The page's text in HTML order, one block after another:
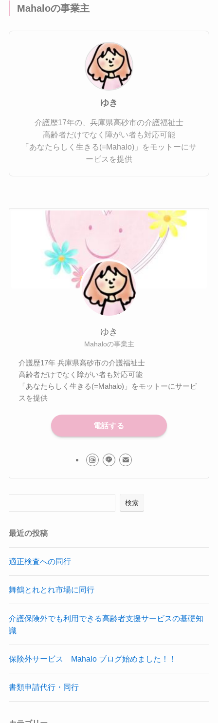
Mahaloの事業主
ゆき
介護歴17年の、兵庫県高砂市の介護福祉士
高齢者だけでなく障がい者も対応可能
「あなたらしく生きる(=Mahalo)」をモットーにサ
ービスを提供
ゆき
Mahaloの事業主
介護歴17年 兵庫県高砂市の介護福祉士
高齢者だけでなく障がい者も対応可能
「あなたらしく生きる(=Mahalo)」をモットーにサービ
スを提供
電話する
検索
最近の投稿
適正検査への同行
舞鶴とれとれ市場に同行
介護保険外でも利用できる高齢者支援サービスの基礎知
識
保険外サービス Mahalo ブログ始めました！！
書類申請代行・同行